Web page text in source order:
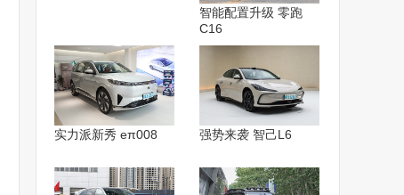
智能配置升级 零跑
C16
实力派新秀 eπ008 强势来袭 智己L6